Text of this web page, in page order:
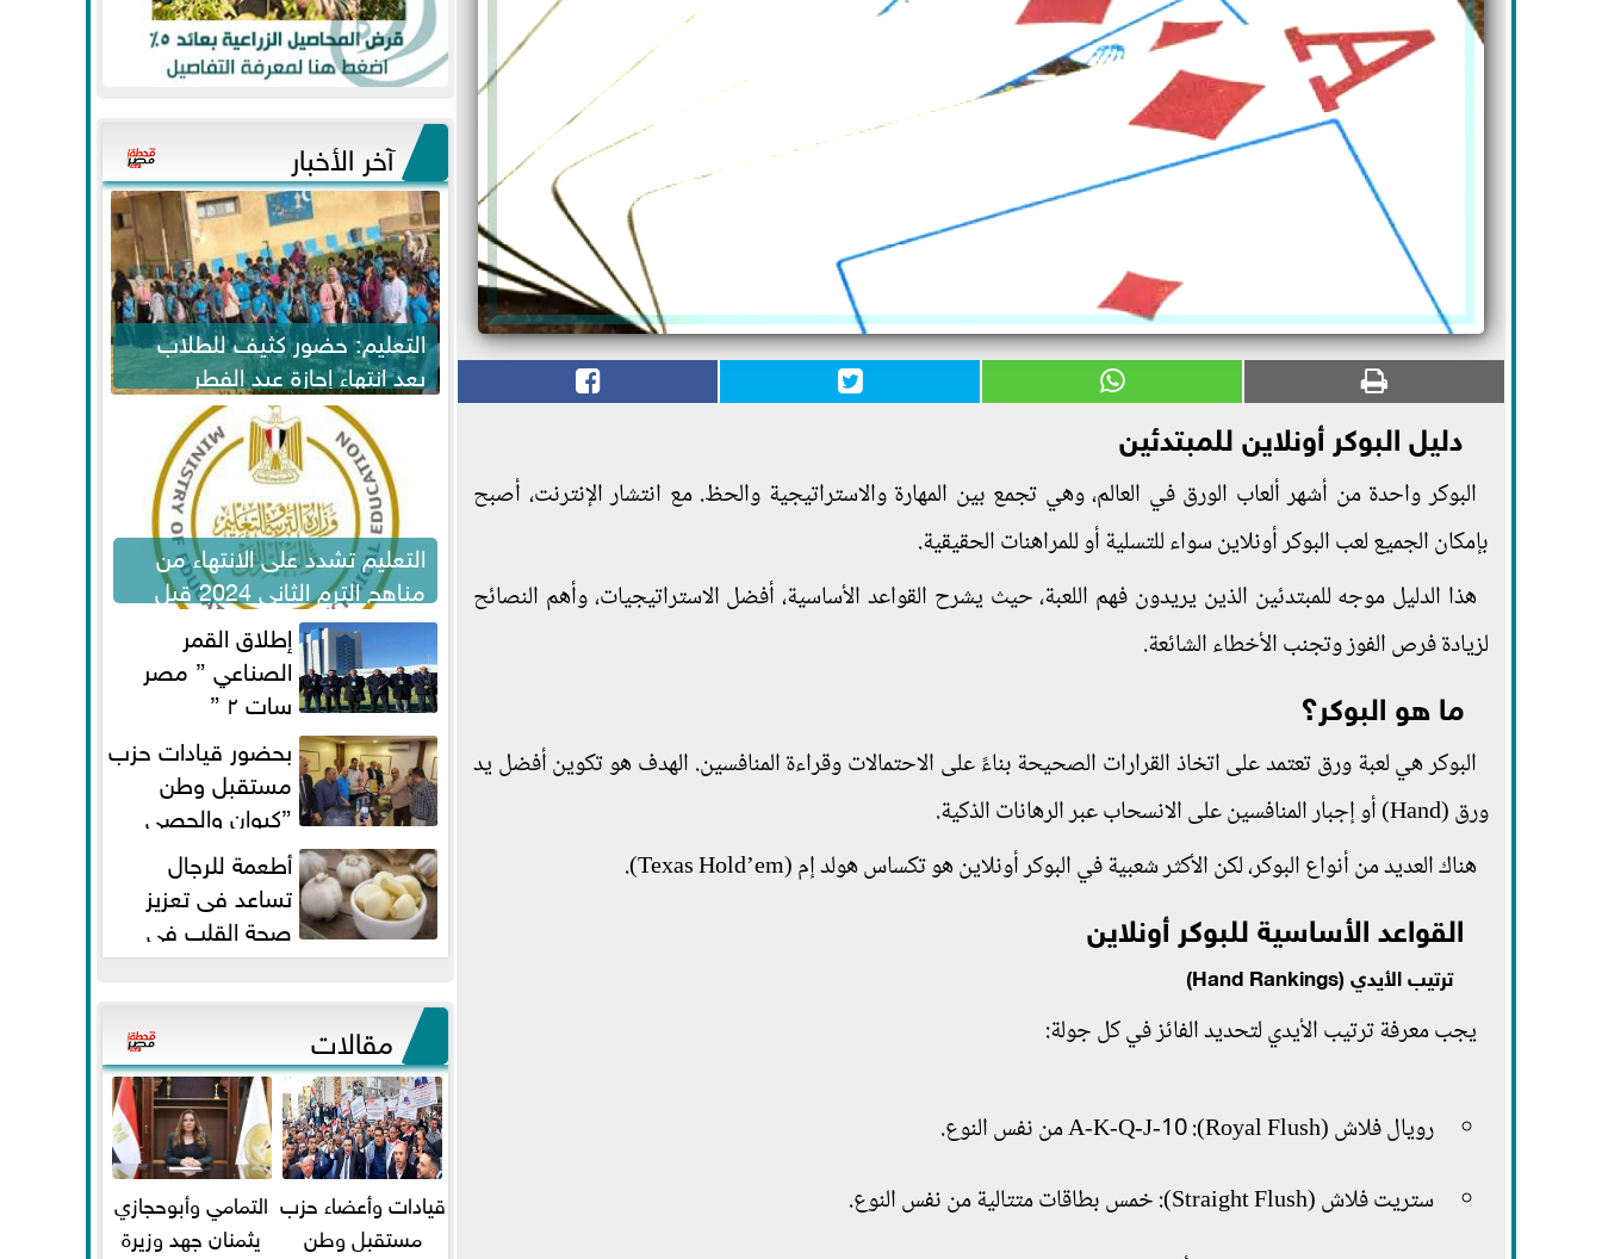
دليل البوكر أونلاين للمبتدئين
البوكر واحدة من أشهر ألعاب الورق في العالم، وهي تجمع بين المهارة والاستراتيجية والحظ. مع انتشار الإنترنت، أصبح
بإمكان الجميع لعب البوكر أونلاين سواء للتسلية أو للمراهنات الحقيقية.
هذا الدليل موجه للمبتدئين الذين يريدون فهم اللعبة، حيث يشرح القواعد الأساسية، أفضل الاستراتيجيات، وأهم النصائح
لزيادة فرص الفوز وتجنب الأخطاء الشائعة.
ما هو البوكر؟
البوكر هي لعبة ورق تعتمد على اتخاذ القرارات الصحيحة بناءً على الاحتمالات وقراءة المنافسين. الهدف هو تكوين أفضل يد
ورق (Hand) أو إجبار المنافسين على الانسحاب عبر الرهانات الذكية.
هناك العديد من أنواع البوكر، لكن الأكثر شعبية في البوكر أونلاين هو تكساس هولد إم (Texas Hold’em).
القواعد الأساسية للبوكر أونلاين
ترتيب الأيدي (Hand Rankings)
يجب معرفة ترتيب الأيدي لتحديد الفائز في كل جولة:
رويال فلاش (Royal Flush): A-K-Q-J-10 من نفس النوع.
ستريت فلاش (Straight Flush): خمس بطاقات متتالية من نفس النوع.
آخر الأخبار
التعليم: حضور كثيف للطلاب
بعد انتهاء إجازة عيد الفطر
لاستكمال المناهج
التعليم تشدد على الانتهاء من
مناهج الترم الثاني 2024 قبل
الامتحانات
إطلاق القمر
الصناعي ” مصر
سات ٢ ”
بحضور قيادات حزب
مستقبل وطن
”كيوان والحصي
والتمامي وابوحجازي وعيسي” أمانه
كفر...
أطعمة للرجال
تساعد فى تعزيز
صحة القلب فى
سن الأربعين
مقالات
قيادات وأعضاء حزب
مستقبل وطن
التمامي وأبوحجازي
يثمنان جهد وزيرة